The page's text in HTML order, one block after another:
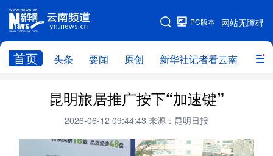
网站无障碍
PC版本
首页 头条 要闻 原创 新华社记者看云南 政务
网站地图
头条 云南要闻 本网原创
新华社记者看云南 政务
云南省领导报道集 旅游
昆明旅居推广按下“加速键”
2026-06-12 09:44:43 来源：昆明日报